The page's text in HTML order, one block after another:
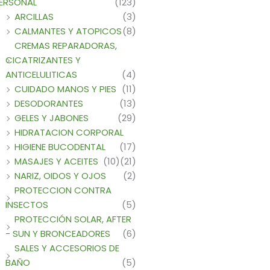
ARCILLAS
(3)
CALMANTES Y ATOPICOS(8)
CREMAS REPARADORAS,
CICATRIZANTES Y
ANTICELULITICAS
(4)
CUIDADO MANOS Y PIES (11)
DESODORANTES
(13)
GELES Y JABONES
(29)
HIDRATACION CORPORAL
(17)
HIGIENE BUCODENTAL
(21)
MASAJES Y ACEITES (10)
NARIZ, OIDOS Y OJOS
(2)
PROTECCION CONTRA
INSECTOS
(5)
PROTECCIÓN SOLAR, AFTER
- SUN Y BRONCEADORES
(6)
SALES Y ACCESORIOS DE
BAÑO
(5)